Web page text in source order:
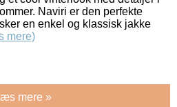
Naviri er den perfekte
en enkel og klassisk jakke
mere)
mere »